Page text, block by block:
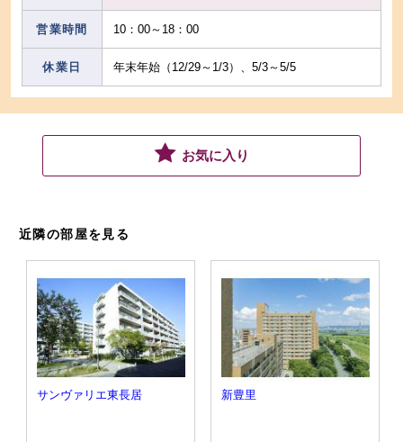
営業時間 10：00～18：00
休業日 年末年始（12/29～1/3）、5/3～5/5
お気に入り
近隣の部屋を見る
サンヴァリエ東長居 新豊里